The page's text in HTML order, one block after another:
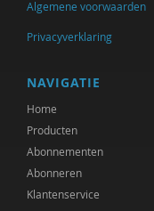
Algemene voorwaarden
Privacyverklaring
NAVIGATIE
Home
Producten
Abonnementen
Abonneren
Klantenservice